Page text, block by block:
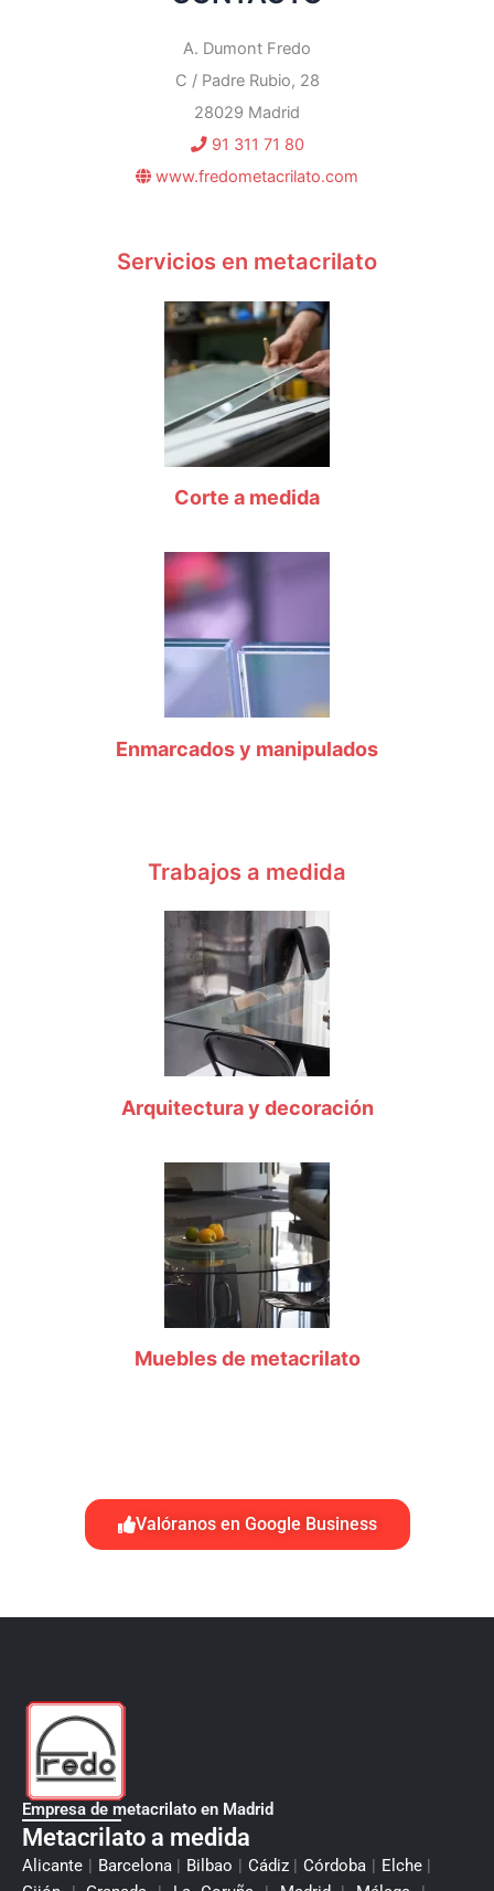
A. Dumont Fredo
C / Padre Rubio, 28
28029 Madrid
91 311 71 80
www.fredometacrilato.com
Servicios en metacrilato
Corte a medida
Enmarcados y manipulados
Trabajos a medida
Arquitectura y decoración
Muebles de metacrilato
Valóranos en Google Business
Empresa de metacrilato en Madrid
Metacrilato a medida
Alicante | Barcelona | Bilbao | Cádiz | Córdoba | Elche |